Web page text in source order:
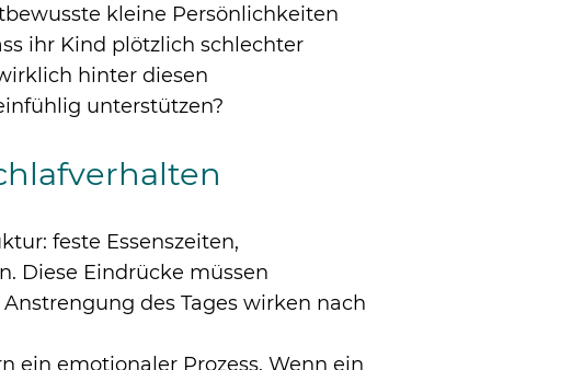
kleine Persönlichkeiten
ihr Kind plötzlich schlechter
hinter diesen
unterstützen?
feste Essenszeiten,
Diese Eindrücke müssen
des Tages wirken nach
ein emotionaler Prozess. Wenn ein